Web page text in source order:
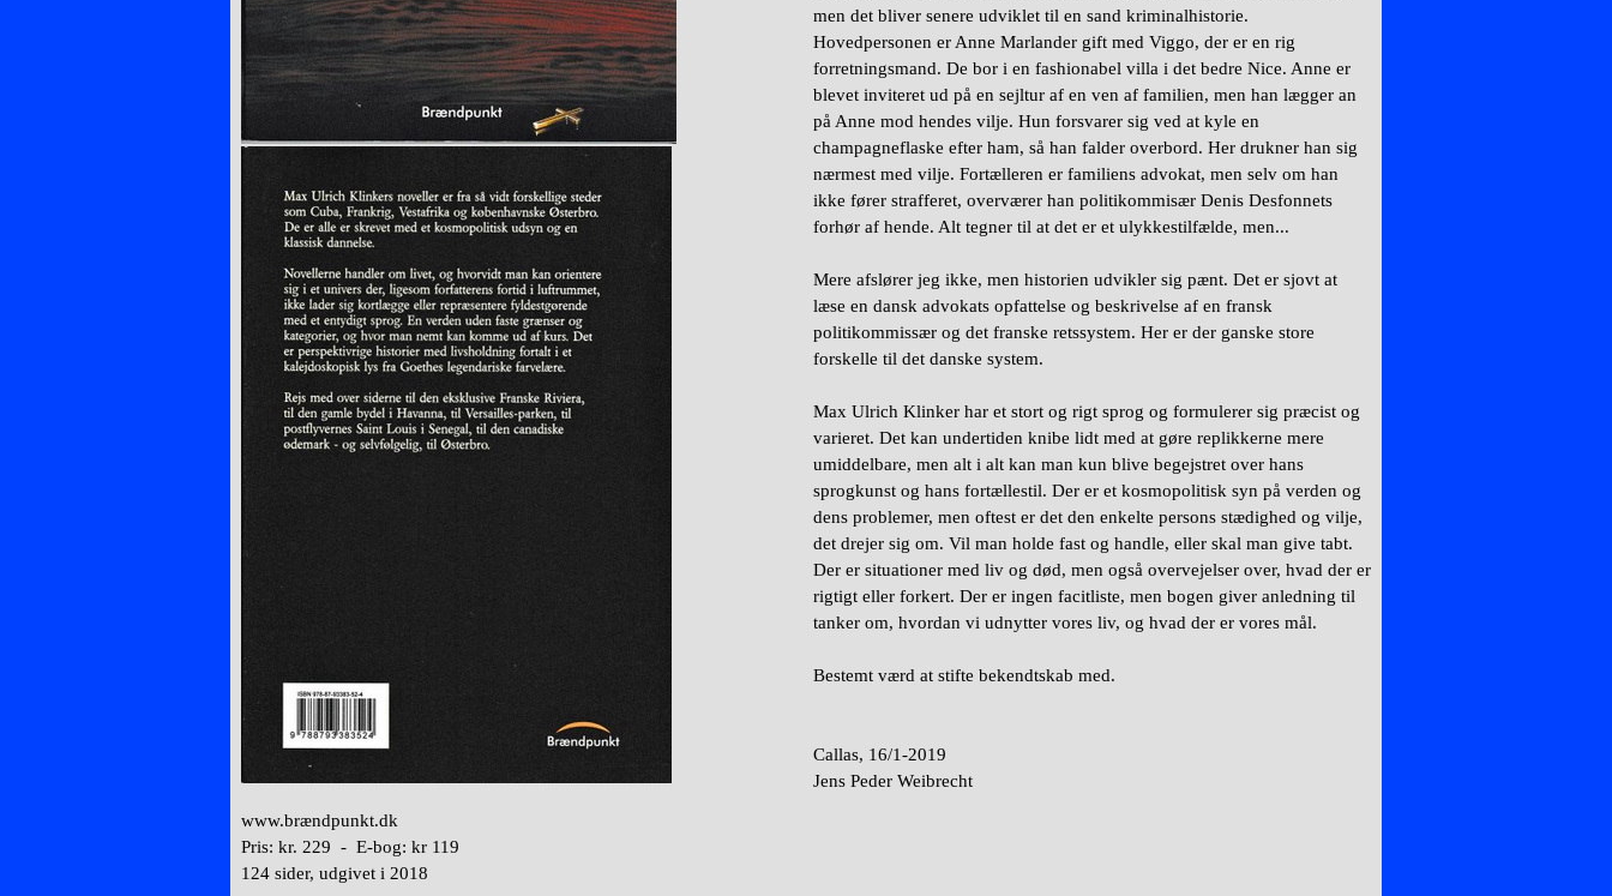
www.brændpunkt.dk
Pris: kr. 229 - E-bog: kr 119
124 sider, udgivet i 2018
men det bliver senere udviklet til en sand kriminalhistorie.
Hovedpersonen er Anne Marlander gift med Viggo, der er en rig
forretningsmand. De bor i en fashionabel villa i det bedre Nice. Anne er
blevet inviteret ud på en sejltur af en ven af familien, men han lægger an
på Anne mod hendes vilje. Hun forsvarer sig ved at kyle en
champagneflaske efter ham, så han falder overbord. Her drukner han sig
nærmest med vilje. Fortælleren er familiens advokat, men selv om han
ikke fører strafferet, overværer han politikommisær Denis Desfonnets
forhør af hende. Alt tegner til at det er et ulykkestilfælde, men...
Mere afslører jeg ikke, men historien udvikler sig pænt. Det er sjovt at
læse en dansk advokats opfattelse og beskrivelse af en fransk
politikommissær og det franske retssystem. Her er der ganske store
forskelle til det danske system.
Max Ulrich Klinker har et stort og rigt sprog og formulerer sig præcist og
varieret. Det kan undertiden knibe lidt med at gøre replikkerne mere
umiddelbare, men alt i alt kan man kun blive begejstret over hans
sprogkunst og hans fortællestil. Der er et kosmopolitisk syn på verden og
dens problemer, men oftest er det den enkelte persons stædighed og vilje,
det drejer sig om. Vil man holde fast og handle, eller skal man give tabt.
Der er situationer med liv og død, men også overvejelser over, hvad der er
rigtigt eller forkert. Der er ingen facitliste, men bogen giver anledning til
tanker om, hvordan vi udnytter vores liv, og hvad der er vores mål.
Bestemt værd at stifte bekendtskab med.
Callas, 16/1-2019
Jens Peder Weibrecht